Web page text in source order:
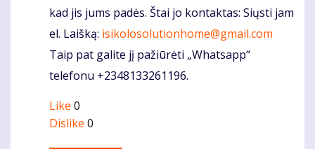
kad jis jums padės. Štai jo kontaktas: Siųsti jam
el. Laišką: isikolosolutionhome@gmail.com
Taip pat galite jį pažiūrėti „Whatsapp“
telefonu +2348133261196.
Like 0
Dislike 0